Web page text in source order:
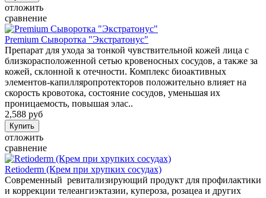
отложить
сравнение
Premium Сыворотка "Экстратонус"
Препарат для ухода за тонкой чувствительной кожей лица с
близкорасположенной сетью кровеносных сосудов, а также за
кожей, склонной к отечности. Комплекс биоактивных
элементов-капилляропротекторов положительно влияет на
скорость кровотока, состояние сосудов, уменьшая их
проницаемость, повышая элас..
2,588 руб
отложить
сравнение
Retioderm (Крем при хрупких сосудах)
Современный ревитализирующий продукт для профилактики
и коррекции телеангиэктазии, купероза, розацеа и других